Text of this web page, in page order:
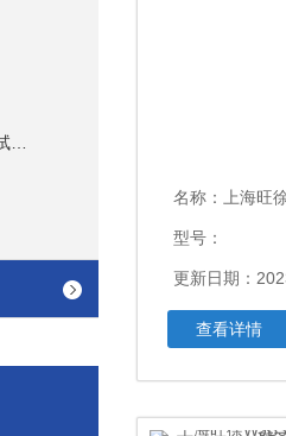
名称： 上海旺徐JDB-
型号：
更新日期：
查看详情